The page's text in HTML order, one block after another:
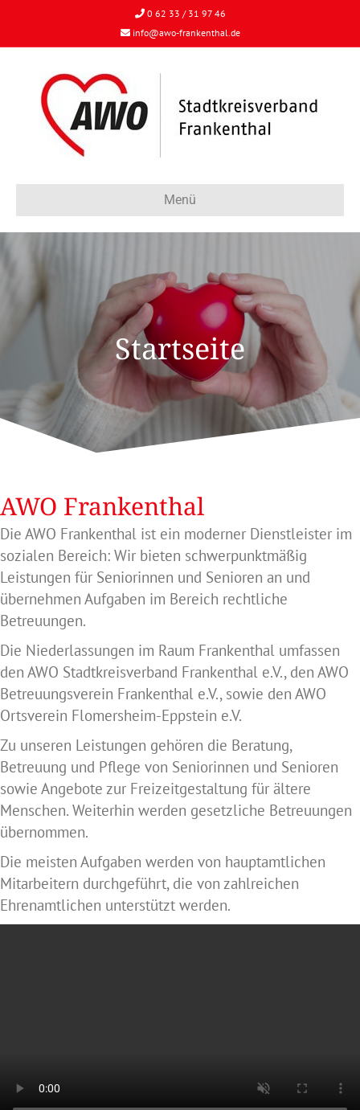
0 62 33 / 31 97 46
info@awo-frankenthal.de
Menü
Startseite
AWO Frankenthal
Die AWO Frankenthal ist ein moderner Dienstleister im
sozialen Bereich: Wir bieten schwerpunktmäßig
Leistungen für Seniorinnen und Senioren an und
übernehmen Aufgaben im Bereich rechtliche
Betreuungen.
Die Niederlassungen im Raum Frankenthal umfassen
den AWO Stadtkreisverband Frankenthal e.V., den AWO
Betreuungsverein Frankenthal e.V., sowie den AWO
Ortsverein Flomersheim-Eppstein e.V.
Zu unseren Leistungen gehören die Beratung,
Betreuung und Pflege von Seniorinnen und Senioren
sowie Angebote zur Freizeitgestaltung für ältere
Menschen. Weiterhin werden gesetzliche Betreuungen
übernommen.
Die meisten Aufgaben werden von hauptamtlichen
Mitarbeitern durchgeführt, die von zahlreichen
Ehrenamtlichen unterstützt werden.